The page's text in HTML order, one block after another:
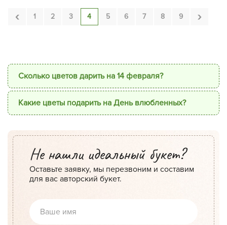
роза, леукоспермум,
танацеутум, краспедия
гвоздика, хризантема
‹ 1 2 3 4 5 6 7 8 9 ›
Сколько цветов дарить на 14 февраля?
Какие цветы подарить на День влюбленных?
Не нашли идеальный букет?
Оставьте заявку, мы перезвоним и составим
для вас авторский букет.